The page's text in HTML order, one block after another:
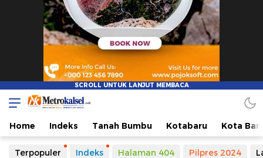
Metro Kalsel
Media Online Terkini, Faktual dan Mendidik
Home Indeks Tanah Bumbu Kotabaru Kota
Terpopuler Indeks Halaman 404 Pilpres 2024